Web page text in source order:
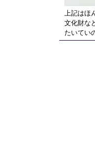
上記はほ
文化財な
たいてい